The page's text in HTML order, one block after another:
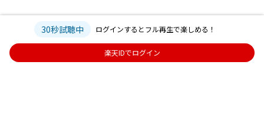
30秒試聴中 ログインするとフル再生で楽しめる！
楽天IDでログイン